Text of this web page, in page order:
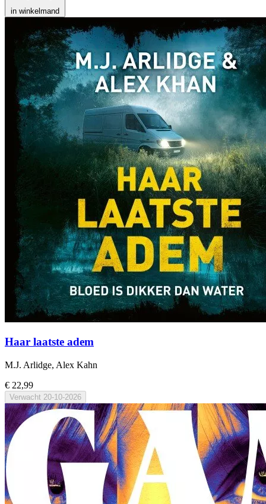
in winkelmand
Haar laatste adem
M.J. Arlidge, Alex Kahn
€ 22,99
Verwacht 20-10-2026